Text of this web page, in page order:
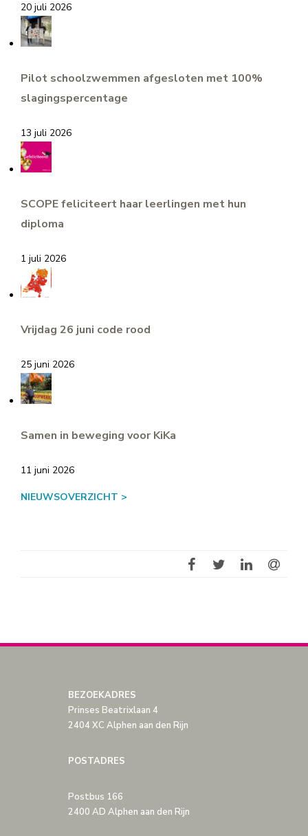
20 juli 2026
Pilot schoolzwemmen afgesloten met 100%
slagingspercentage
13 juli 2026
SCOPE feliciteert haar leerlingen met hun
diploma
1 juli 2026
Vrijdag 26 juni code rood
25 juni 2026
Samen in beweging voor KiKa
11 juni 2026
NIEUWSOVERZICHT >
BEZOEKADRES
Prinses Beatrixlaan 4
2404 XC Alphen aan den Rijn
POSTADRES
Postbus 166
2400 AD Alphen aan den Rijn